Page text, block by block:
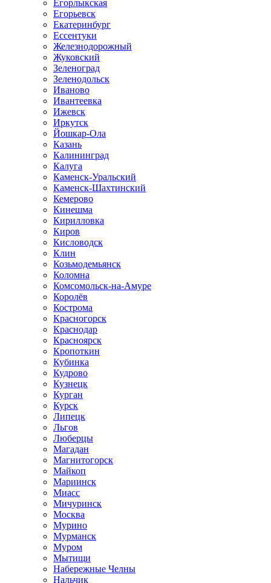
Егорлыкская
Егорьевск
Екатеринбург
Ессентуки
Железнодорожный
Жуковский
Зеленоград
Зеленодольск
Иваново
Ивантеевка
Ижевск
Иркутск
Йошкар-Ола
Казань
Калининград
Калуга
Каменск-Уральский
Каменск-Шахтинский
Кемерово
Кинешма
Кирилловка
Киров
Кисловодск
Клин
Козьмодемьянск
Коломна
Комсомольск-на-Амуре
Королёв
Кострома
Красногорск
Краснодар
Красноярск
Кропоткин
Кубинка
Кудрово
Кузнецк
Курган
Курск
Липецк
Льгов
Люберцы
Магадан
Магнитогорск
Майкоп
Мариинск
Миасс
Мичуринск
Москва
Мурино
Мурманск
Муром
Мытищи
Набережные Челны
Нальчик